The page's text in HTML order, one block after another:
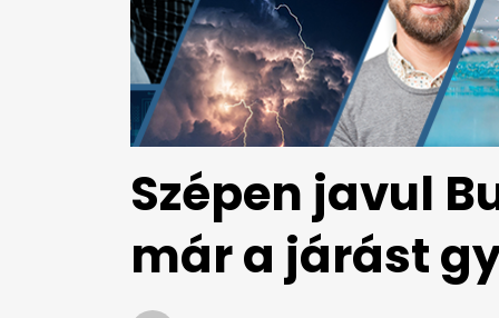
Szépen javul
már a járást